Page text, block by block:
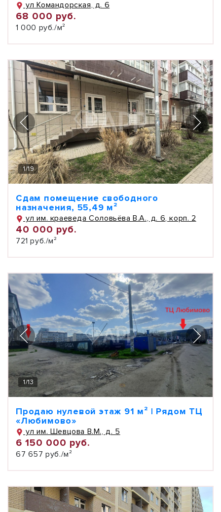
ул Командорская, д. 6
68 000 руб.
1 000 руб./м²
1/19
Сдам помещение свободного
назначения, 55,49 м²
ул им. краеведа Соловьёва В.А., д. 6, корп. 2
40 000 руб.
721 руб./м²
1/13
Продаю нулевой этаж 91 м² | Рядом ТЦ
«Любимово»
ул им. Шевцова В.М., д. 5
6 150 000 руб.
67 657 руб./м²